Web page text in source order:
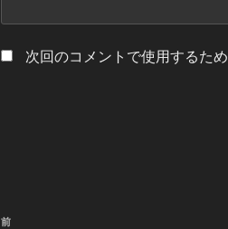
次回のコメントで使用するた
投
過
前